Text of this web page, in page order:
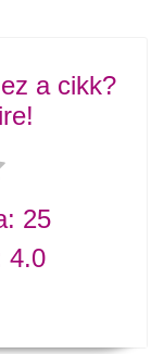
a cikk?
25
4.0